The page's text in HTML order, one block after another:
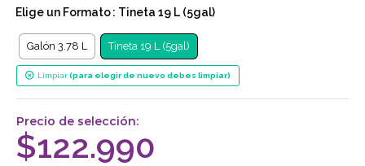
Elige un Formato: Tineta 19 L (5gal)
Galón 3.78 L Tineta 19 L (5gal)
Limpiar
Precio de selección:
$122.990